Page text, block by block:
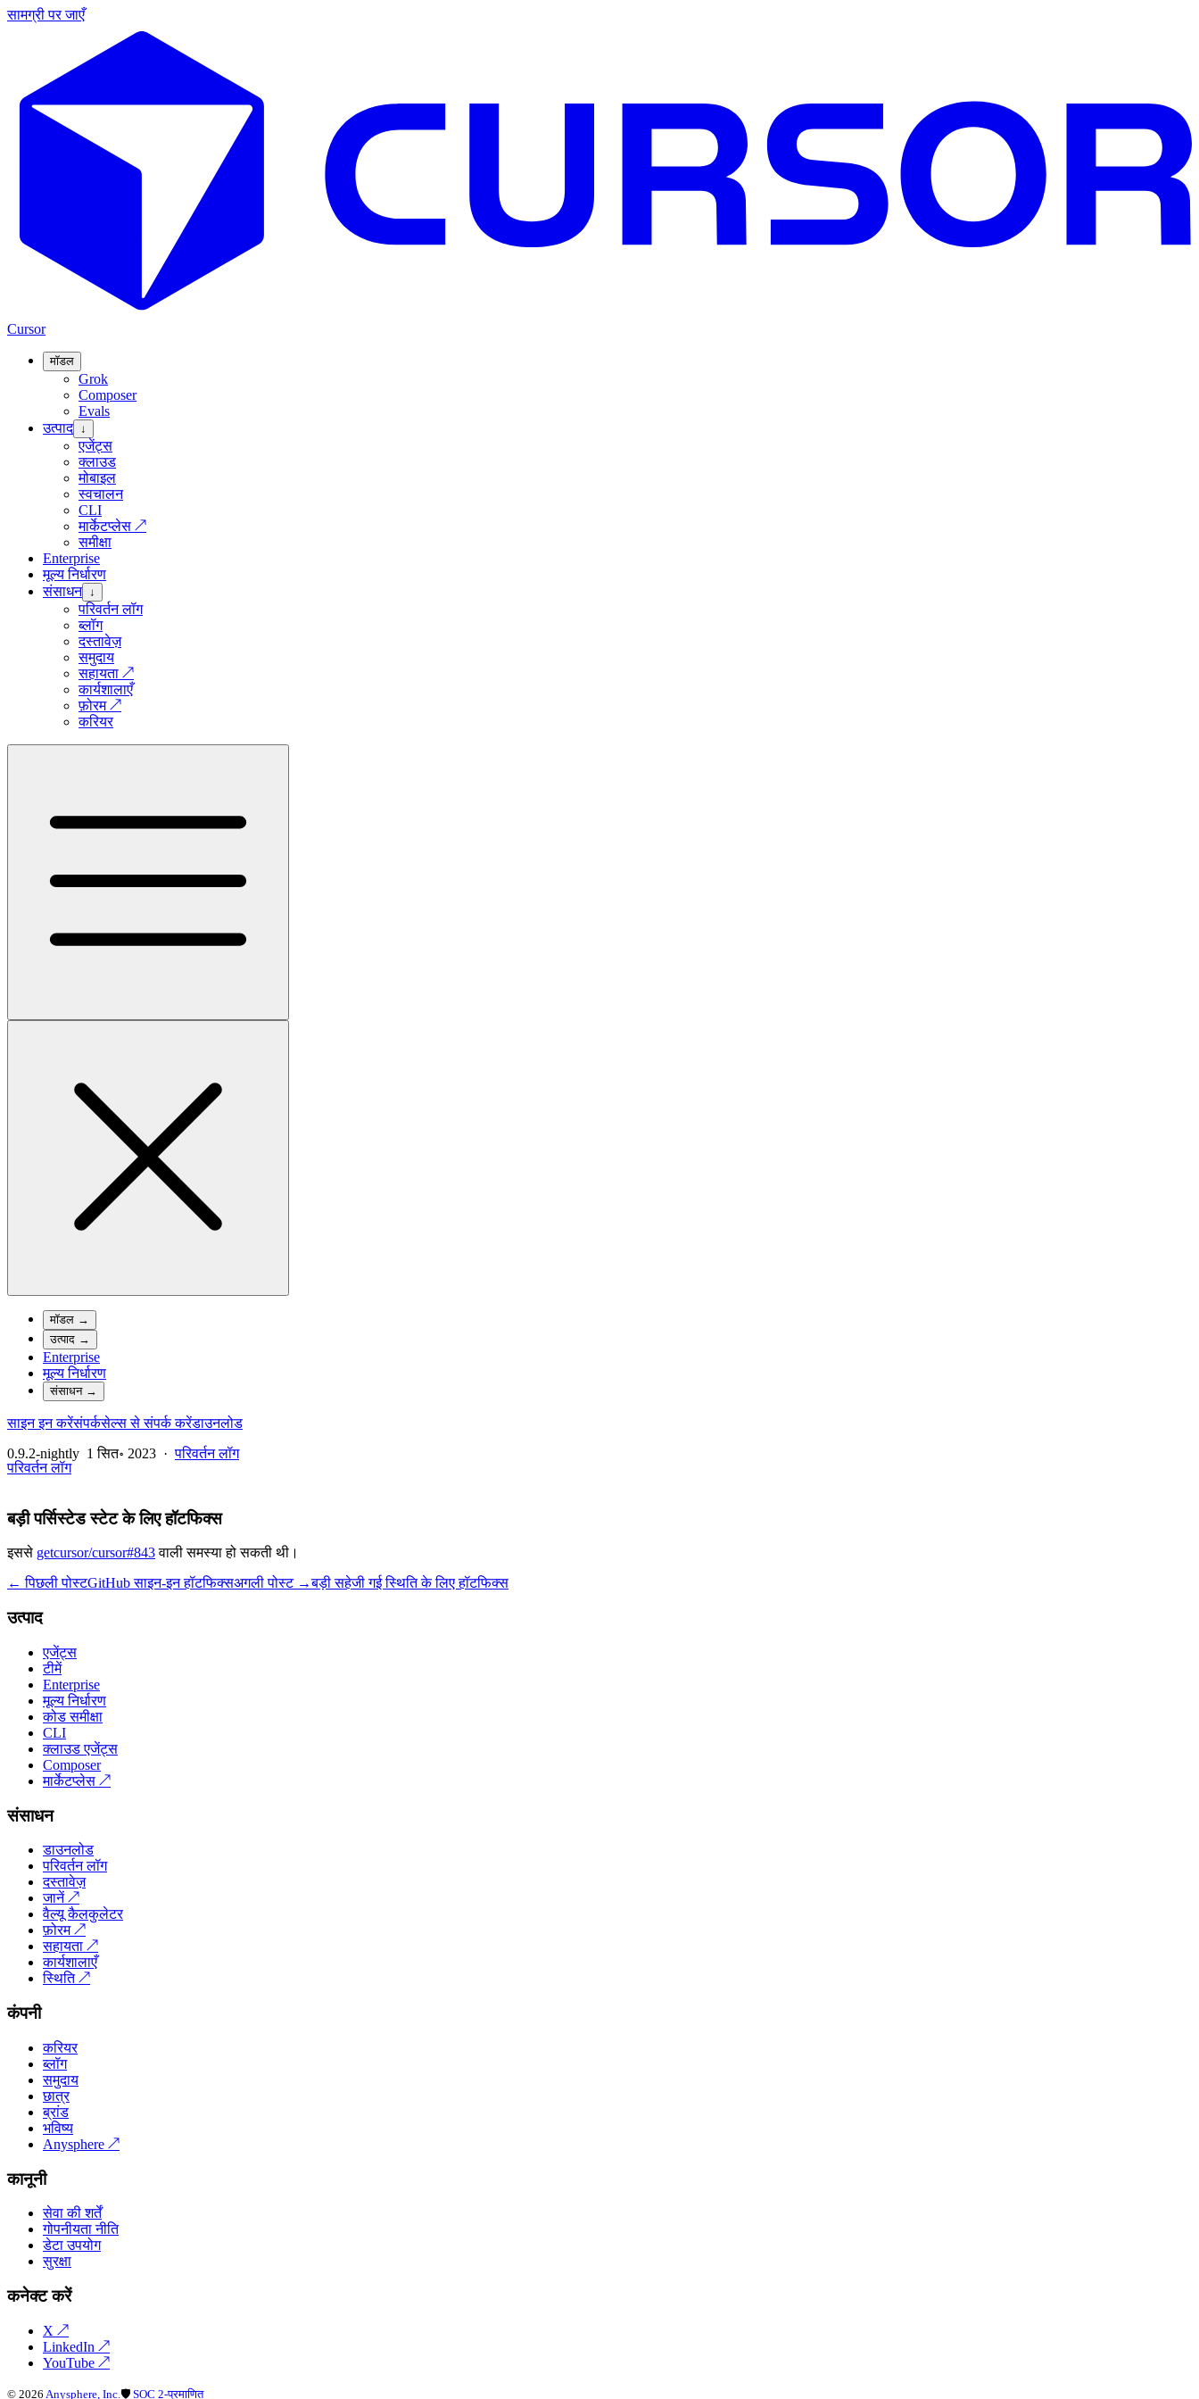
सामग्री पर जाएँ
Cursor
मॉडल
Grok
Composer
Evals
उत्पाद ↓
एजेंट्स
क्लाउड
मोबाइल
स्वचालन
CLI
मार्केटप्लेस ↗
समीक्षा
Enterprise
मूल्य निर्धारण
संसाधन ↓
परिवर्तन लॉग
ब्लॉग
दस्तावेज़
समुदाय
सहायता ↗
कार्यशालाएँ
फ़ोरम↗
करियर
मॉडल →
उत्पाद →
Enterprise
मूल्य निर्धारण
संसाधन→
साइन इन करेंसंपर्कसेल्स से संपर्क करेंडाउनलोड
0.9.2-nightly 1 सित॰ 2023 ·परिवर्तन लॉग
परिवर्तन लॉग
बड़ी पर्सिस्टेड स्टेट के लिए हॉटफिक्स
इससे getcursor/cursor#843वाली समस्या हो सकती थी।
← पिछली पोस्टGitHub साइन-इन हॉटफिक्सअगली पोस्ट →बड़ी सहेजी गई स्थिति के लिए हॉटफिक्स
उत्पाद
एजेंट्स
टीमें
Enterprise
मूल्य निर्धारण
कोड समीक्षा
CLI
क्लाउड एजेंट्स
Composer
मार्केटप्लेस ↗
संसाधन
डाउनलोड
परिवर्तन लॉग
दस्तावेज़
जानें↗
वैल्यू कैलकुलेटर
फ़ोरम↗
सहायता ↗
कार्यशालाएँ
स्थिति↗
कंपनी
करियर
ब्लॉग
समुदाय
छात्र
ब्रांड
भविष्य
Anysphere ↗
कानूनी
सेवा की शर्तें
गोपनीयता नीति
डेटा उपयोग
सुरक्षा
कनेक्ट करें
X ↗
LinkedIn ↗
YouTube ↗
© 2026 Anysphere, Inc. 🛡 SOC 2-प्रमाणित